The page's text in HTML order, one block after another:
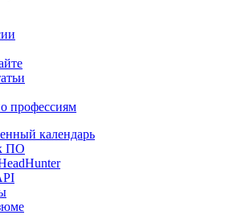
профессиям
календарь
ПО